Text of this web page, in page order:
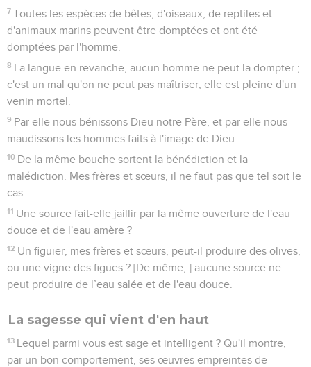
7 Toutes les espèces de bêtes, d'oiseaux, de reptiles et
d'animaux marins peuvent être domptées et ont été
domptées par l'homme.
8 La langue en revanche, aucun homme ne peut la dompter ;
c'est un mal qu'on ne peut pas maîtriser, elle est pleine d'un
venin mortel.
9 Par elle nous bénissons Dieu notre Père, et par elle nous
maudissons les hommes faits à l'image de Dieu.
10 De la même bouche sortent la bénédiction et la
malédiction. Mes frères et sœurs, il ne faut pas que tel soit le
cas.
11 Une source fait-elle jaillir par la même ouverture de l'eau
douce et de l'eau amère ?
12 Un figuier, mes frères et sœurs, peut-il produire des olives,
ou une vigne des figues ? [De même, ] aucune source ne
peut produire de l’eau salée et de l'eau douce.
La sagesse qui vient d'en haut
13 Lequel parmi vous est sage et intelligent ? Qu'il montre,
par un bon comportement, ses œuvres empreintes de